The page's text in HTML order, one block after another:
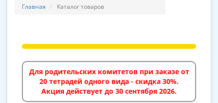
Главная Каталог товаров
Для родительских комитетов при заказе от
20 тетрадей одного вида - скидка 30%.
Акция действует до 30 сентября 2026.